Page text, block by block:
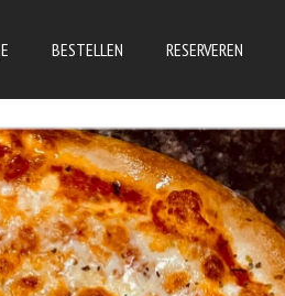
BESTELLEN RESERVEREN